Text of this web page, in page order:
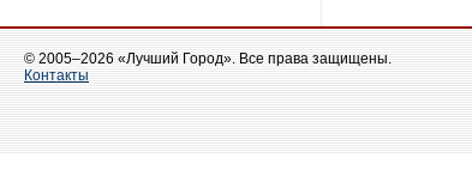
© 2005–2026 «Лучший Город». Все права защищены.
Контакты